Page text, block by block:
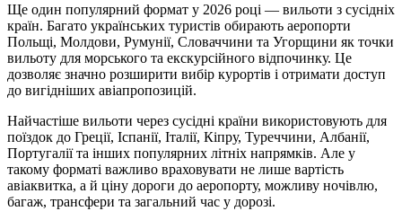
Ще один популярний формат у 2026 році — вильоти з сусідніх
країн. Багато українських туристів обирають аеропорти
Польщі, Молдови, Румунії, Словаччини та Угорщини як точки
вильоту для морського та екскурсійного відпочинку. Це
дозволяє значно розширити вибір курортів і отримати доступ
до вигідніших авіапропозицій.
Найчастіше вильоти через сусідні країни використовують для
поїздок до Греції, Іспанії, Італії, Кіпру, Туреччини, Албанії,
Португалії та інших популярних літніх напрямків. Але у
такому форматі важливо враховувати не лише вартість
авіаквитка, а й ціну дороги до аеропорту, можливу ночівлю,
багаж, трансфери та загальний час у дорозі.